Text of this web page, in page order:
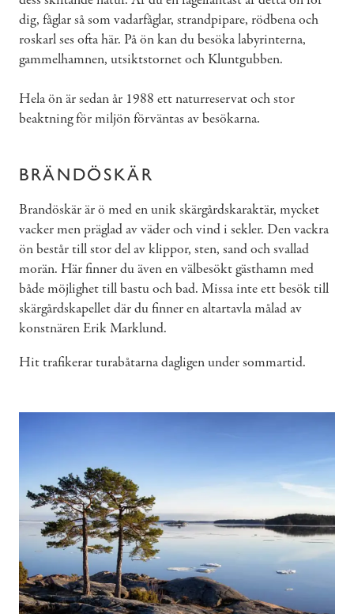
dig, fåglar så som vadarfåglar, strandpipare, rödbena och
roskarl ses ofta här. På ön kan du besöka labyrinterna,
gammelhamnen, utsiktstornet och Kluntgubben.
Hela ön är sedan år 1988 ett naturreservat och stor
beaktning för miljön förväntas av besökarna.
BRÄNDÖSKÄR
Brandöskär är ö med en unik skärgårdskaraktär, mycket
vacker men präglad av väder och vind i sekler. Den vackra
ön består till stor del av klippor, sten, sand och svallad
morän. Här finner du även en välbesökt gästhamn med
både möjlighet till bastu och bad. Missa inte ett besök till
skärgårdskapellet där du finner en altartavla målad av
konstnären Erik Marklund.
Hit trafikerar turabåtarna dagligen under sommartid.